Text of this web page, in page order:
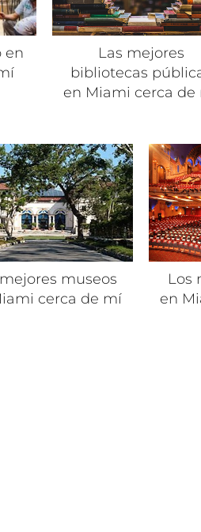
en
Las mejores
bibliotecas
en Miami cerca de
museos
cerca de mí
Los
en